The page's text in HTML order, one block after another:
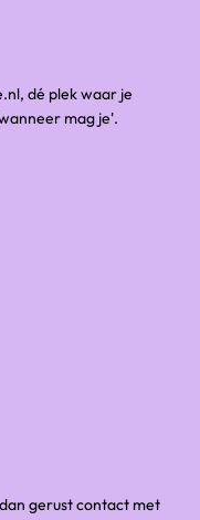
dé plek waar je
mag je'.
gerust contact met